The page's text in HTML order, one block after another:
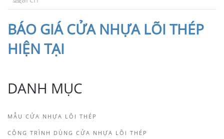
BÁO GIÁ CỬA NHỰA LÕI THÉP
HIỆN TẠI
DANH MỤC
MẪU CỬA NHỰA LÕI THÉP
CÔNG TRÌNH DÙNG CỬA NHỰA LÕI THÉP